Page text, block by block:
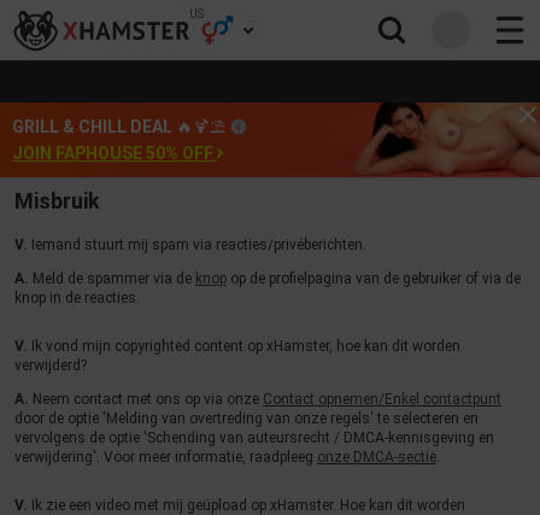
US
GRILL & CHILL DEAL 🔥🍹⛱️
JOIN FAPHOUSE 50% OFF
Misbruik
V. Iemand stuurt mij spam via reacties/privéberichten.
A. Meld de spammer via de knop op de profielpagina van de gebruiker of via de
knop in de reacties.
V. Ik vond mijn copyrighted content op xHamster, hoe kan dit worden
verwijderd?
A. Neem contact met ons op via onze Contact opnemen/Enkel contactpunt
door de optie 'Melding van overtreding van onze regels' te selecteren en
vervolgens de optie 'Schending van auteursrecht / DMCA-kennisgeving en
verwijdering'. Voor meer informatie, raadpleeg onze DMCA-sectie.
V. Ik zie een video met mij geüpload op xHamster. Hoe kan dit worden